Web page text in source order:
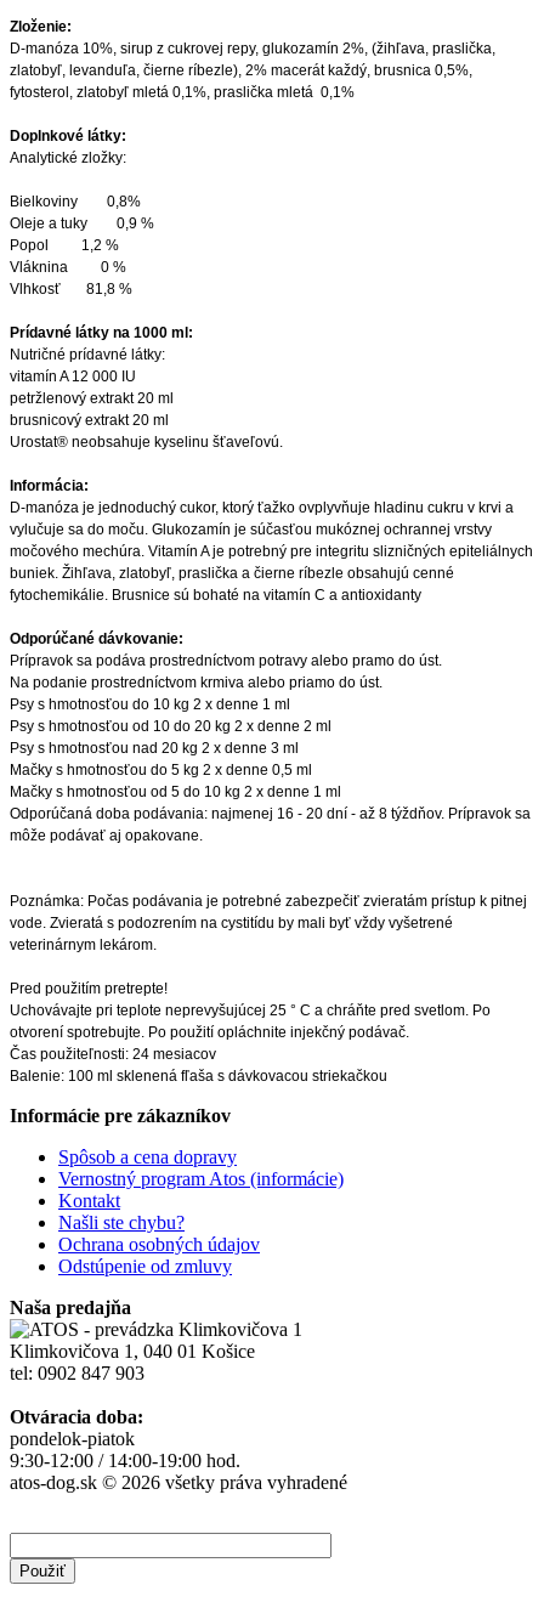
Zloženie:
D-manóza 10%, sirup z cukrovej repy, glukozamín 2%, (žihľava, praslička,
zlatobyľ, levanduľa, čierne ríbezle), 2% macerát každý, brusnica 0,5%,
fytosterol, zlatobyľ mletá 0,1%, praslička mletá 0,1%
Doplnkové látky:
Analytické zložky:
Bielkoviny 0,8%
Oleje a tuky 0,9 %
Popol 1,2 %
Vláknina 0 %
Vlhkosť 81,8 %
Prídavné látky na 1000 ml:
Nutričné prídavné látky:
vitamín A 12 000 IU
petržlenový extrakt 20 ml
brusnicový extrakt 20 ml
Urostat® neobsahuje kyselinu šťaveľovú.
Informácia:
D-manóza je jednoduchý cukor, ktorý ťažko ovplyvňuje hladinu cukru v krvi a
vylučuje sa do moču. Glukozamín je súčasťou mukóznej ochrannej vrstvy
močového mechúra. Vitamín A je potrebný pre integritu slizničných epiteliálnych
buniek. Žihľava, zlatobyľ, praslička a čierne ríbezle obsahujú cenné
fytochemikálie. Brusnice sú bohaté na vitamín C a antioxidanty
Odporúčané dávkovanie:
Prípravok sa podáva prostredníctvom potravy alebo pramo do úst.
Na podanie prostredníctvom krmiva alebo priamo do úst.
Psy s hmotnosťou do 10 kg 2 x denne 1 ml
Psy s hmotnosťou od 10 do 20 kg 2 x denne 2 ml
Psy s hmotnosťou nad 20 kg 2 x denne 3 ml
Mačky s hmotnosťou do 5 kg 2 x denne 0,5 ml
Mačky s hmotnosťou od 5 do 10 kg 2 x denne 1 ml
Odporúčaná doba podávania: najmenej 16 - 20 dní - až 8 týždňov. Prípravok sa
môže podávať aj opakovane.
Poznámka: Počas podávania je potrebné zabezpečiť zvieratám prístup k pitnej
vode. Zvieratá s podozrením na cystitídu by mali byť vždy vyšetrené
veterinárnym lekárom.
Pred použitím pretrepte!
Uchovávajte pri teplote neprevyšujúcej 25 ° C a chráňte pred svetlom. Po
otvorení spotrebujte. Po použití opláchnite injekčný podávač.
Čas použiteľnosti: 24 mesiacov
Balenie: 100 ml sklenená fľaša s dávkovacou striekačkou
Informácie pre zákazníkov
Spôsob a cena dopravy
Vernostný program Atos (informácie)
Kontakt
Našli ste chybu?
Ochrana osobných údajov
Odstúpenie od zmluvy
Naša predajňa
Klimkovičova 1, 040 01 Košice
tel: 0902 847 903
Otváracia doba:
pondelok-piatok
9:30-12:00 / 14:00-19:00 hod.
atos-dog.sk © 2026 všetky práva vyhradené